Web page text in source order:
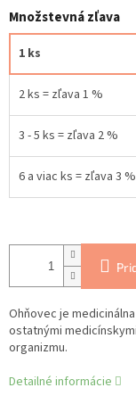
Množstevná zľava
1 ks
2 ks = zľava 1 %
3 - 5 ks = zľava 2 %
6 a viac ks = zľava 3 %
Ohňovec je
ostatnými
organizmu.
Detailné informácie